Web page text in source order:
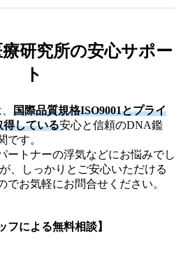
療研究所の安心サポー
ト
国際品質規格ISO9001とプライ
得している安心と信頼のDNA鑑
です。
ートナーの浮気などにお悩みでし
、しっかりとご安心いただける
でお気軽にお問合せください。
フによる無料相談】